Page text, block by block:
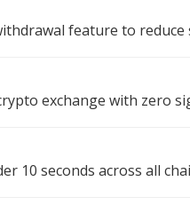
feature to
exchange with zero
10 seconds across all